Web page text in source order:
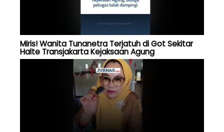
Miris! Wanita Tunanetra Terjatuh di Got Sekitar
Halte Transjakarta Kejaksaan Agung